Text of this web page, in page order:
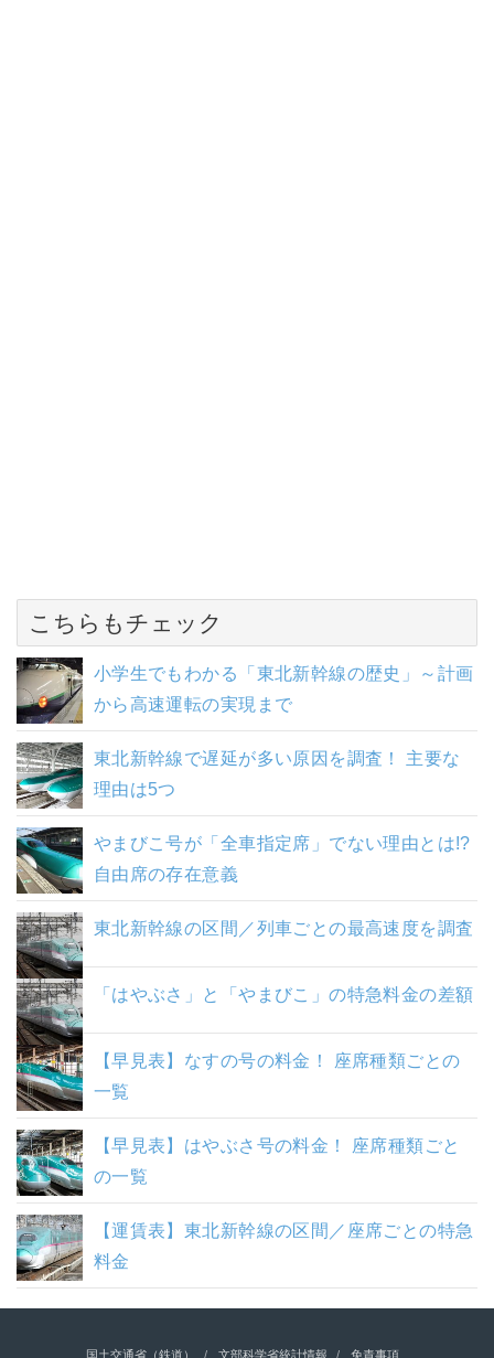
こちらもチェック
小学生でもわかる「東北新幹線の歴史」～計画
から高速運転の実現まで
東北新幹線で遅延が多い原因を調査！ 主要な
理由は5つ
やまびこ号が「全車指定席」でない理由とは!?
自由席の存在意義
東北新幹線の区間／列車ごとの最高速度を調査
「はやぶさ」と「やまびこ」の特急料金の差額
【早見表】なすの号の料金！ 座席種類ごとの
一覧
【早見表】はやぶさ号の料金！ 座席種類ごと
の一覧
【運賃表】東北新幹線の区間／座席ごとの特急
料金
国土交通省（鉄道） 文部科学省統計情報 免責事項